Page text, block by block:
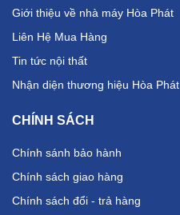
Giới thiệu về nhà máy Hòa Phát
Liên Hệ Mua Hàng
Tin tức nội thất
Nhận diện thương hiệu Hòa Phát
CHÍNH SÁCH
Chính sánh bảo hành
Chính sách giao hàng
Chính sách đổi - trả hàng